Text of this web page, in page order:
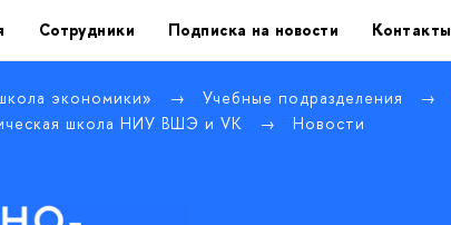
Сотрудники Подписка на новости Контакты
экономики» Учебные подразделения
школа НИУ ВШЭ и VK Новости